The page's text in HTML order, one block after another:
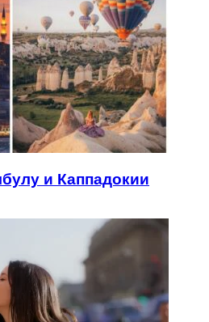
и Каппадокии